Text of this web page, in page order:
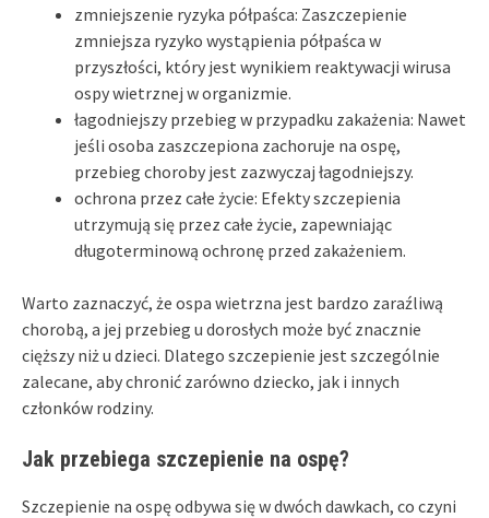
zmniejszenie ryzyka półpaśca: Zaszczepienie
zmniejsza ryzyko wystąpienia półpaśca w
przyszłości, który jest wynikiem reaktywacji wirusa
ospy wietrznej w organizmie.
łagodniejszy przebieg w przypadku zakażenia: Nawet
jeśli osoba zaszczepiona zachoruje na ospę,
przebieg choroby jest zazwyczaj łagodniejszy.
ochrona przez całe życie: Efekty szczepienia
utrzymują się przez całe życie, zapewniając
długoterminową ochronę przed zakażeniem.
Warto zaznaczyć, że ospa wietrzna jest bardzo zaraźliwą
chorobą, a jej przebieg u dorosłych może być znacznie
cięższy niż u dzieci. Dlatego szczepienie jest szczególnie
zalecane, aby chronić zarówno dziecko, jak i innych
członków rodziny.
Jak przebiega szczepienie na ospę?
Szczepienie na ospę odbywa się w dwóch dawkach, co czyni